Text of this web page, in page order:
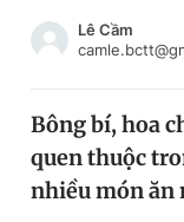
Tin thị trường
Video
Đăng xuất
Lê Cầm
Bông bí, hoa
quen thuộc
nhiều món ăn